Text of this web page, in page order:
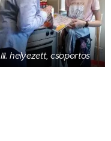
III. helyezett, csoportos